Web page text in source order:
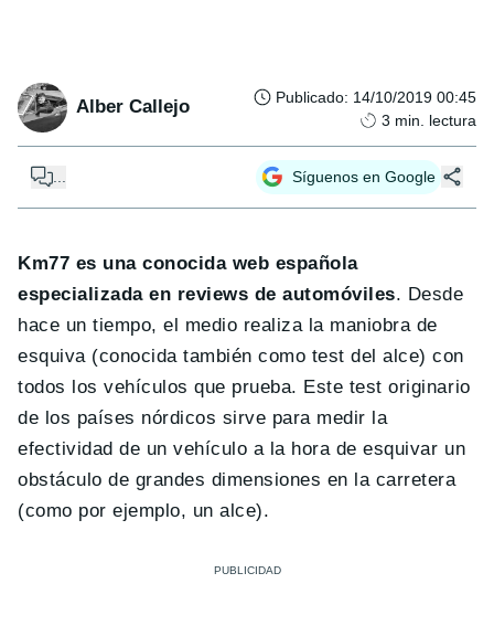
Alber Callejo Publicado: 14/10/2019 00:45
3 min. lectura
Síguenos en Google
Km77 es una conocida web española
especializada en reviews de automóviles. Desde
hace un tiempo, el medio realiza la maniobra de
esquiva (conocida también como test del alce) con
todos los vehículos que prueba. Este test originario
de los países nórdicos sirve para medir la
efectividad de un vehículo a la hora de esquivar un
obstáculo de grandes dimensiones en la carretera
(como por ejemplo, un alce).